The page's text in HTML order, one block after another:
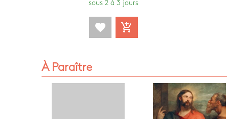
sous 2 à 3 jours
favorite add_shopping_cart
À Paraître